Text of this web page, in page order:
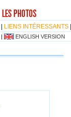
LIENS INTÉRESSANTS
| ENGLISH VERSION